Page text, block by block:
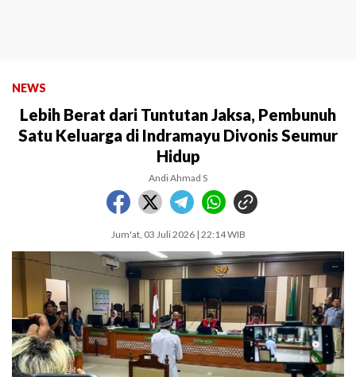
NEWS
Lebih Berat dari Tuntutan Jaksa, Pembunuh
Satu Keluarga di Indramayu Divonis Seumur
Hidup
Andi Ahmad S
Jum'at, 03 Juli 2026 | 22:14 WIB